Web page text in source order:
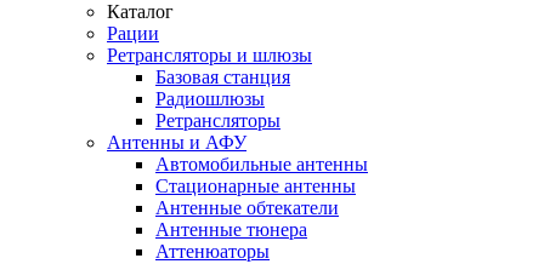
Каталог
Рации
Ретрансляторы и шлюзы
Базовая станция
Радиошлюзы
Ретрансляторы
Антенны и АФУ
Автомобильные антенны
Стационарные антенны
Антенные обтекатели
Антенные тюнера
Аттенюаторы